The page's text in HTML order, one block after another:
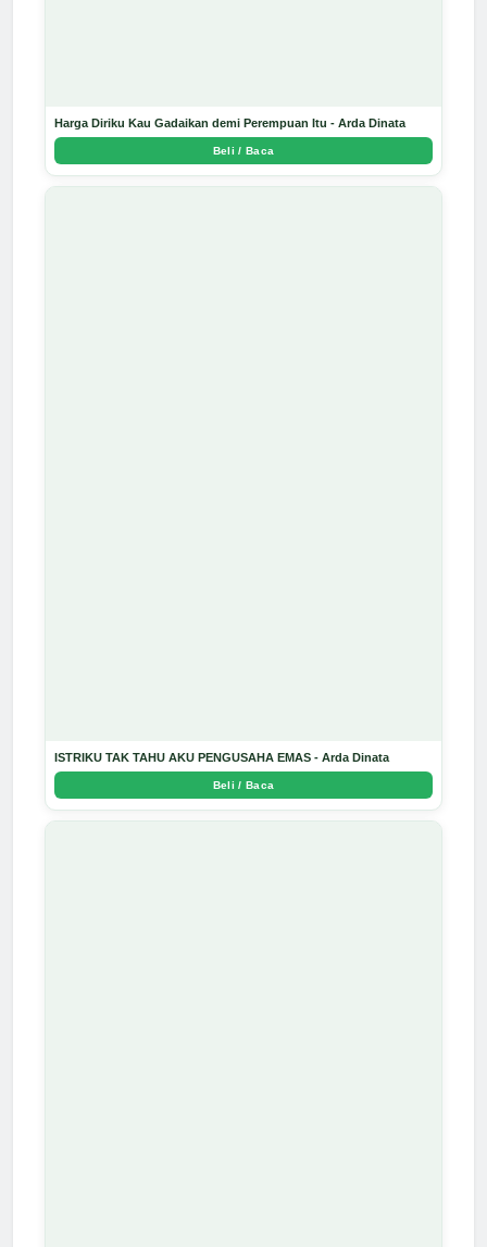
Harga Diriku Kau Gadaikan demi Perempuan Itu - Arda Dinata
Beli / Baca
ISTRIKU TAK TAHU AKU PENGUSAHA EMAS - Arda Dinata
Beli / Baca